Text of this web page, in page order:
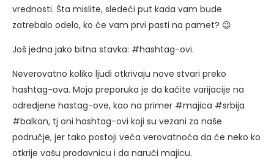
vrednosti. Šta mislite, sledeći put kada vam bude
zatrebalo odelo, ko će vam prvi pasti na pamet? 😉
Još jedna jako bitna stavka: #hashtag-ovi.
Neverovatno koliko ljudi otkrivaju nove stvari preko
hashtag-ova. Moja preporuka je da kačite varijacije na
odredjene hastag-ove, kao na primer #majica #srbija
#balkan, tj oni hashtag-ovi koji su vezani za naše
područje, jer tako postoji veća verovatnoća da će neko ko
otkrije vašu prodavnicu i da naruči majicu.